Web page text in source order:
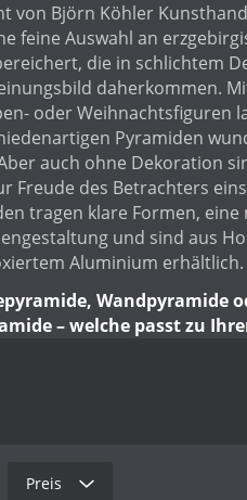
von Björn Köhler
feine Auswahl an
die in schlichtem
daherkommen.
oder Weihnachtsfiguren
Pyramiden
auch ohne Dekoration
Freude des Betrachters
tragen klare Formen, eine
und sind aus
Aluminium erhältlich.
Wandpyramide
– welche passt zu
Preis